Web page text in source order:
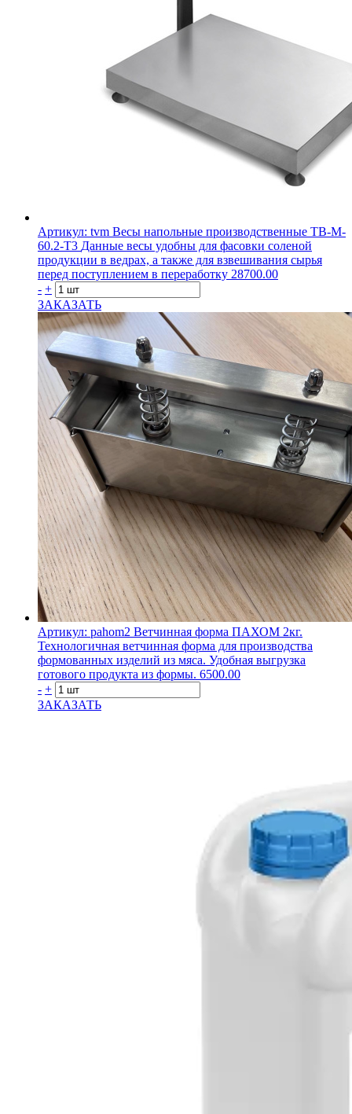
Артикул: tvm Весы напольные производственные ТВ-M-
60.2-T3 Данные весы удобны для фасовки соленой
продукции в ведрах, а также для взвешивания сырья
перед поступлением в переработку 28700.00
- +
ЗАКАЗАТЬ
Артикул: pahom2 Ветчинная форма ПАХОМ 2кг.
Технологичная ветчинная форма для производства
формованных изделий из мяса. Удобная выгрузка
готового продукта из формы. 6500.00
- +
ЗАКАЗАТЬ